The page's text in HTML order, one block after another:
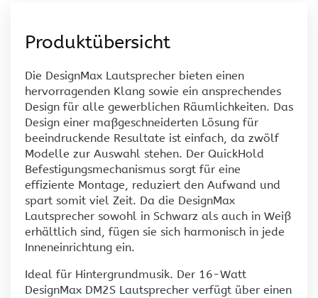
Produktübersicht
Die DesignMax Lautsprecher bieten einen
hervorragenden Klang sowie ein ansprechendes
Design für alle gewerblichen Räumlichkeiten. Das
Design einer maßgeschneiderten Lösung für
beeindruckende Resultate ist einfach, da zwölf
Modelle zur Auswahl stehen. Der QuickHold
Befestigungsmechanismus sorgt für eine
effiziente Montage, reduziert den Aufwand und
spart somit viel Zeit. Da die DesignMax
Lautsprecher sowohl in Schwarz als auch in Weiß
erhältlich sind, fügen sie sich harmonisch in jede
Inneneinrichtung ein.
Ideal für Hintergrundmusik. Der 16-Watt
DesignMax DM2S Lautsprecher verfügt über einen